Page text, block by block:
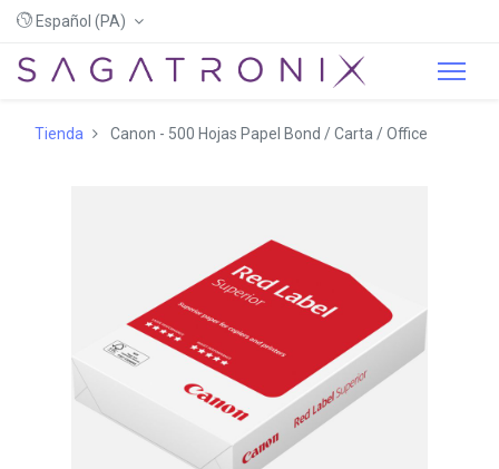
Español (PA)
Tienda Canon - 500 Hojas Papel Bond / Carta / Office